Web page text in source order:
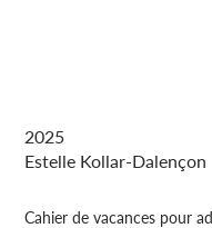
2025
Estelle Kollar-Dalençon
Cahier de vacances pour